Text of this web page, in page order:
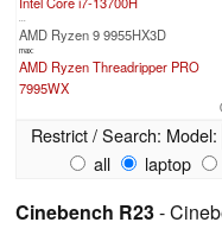
...
AMD Ryzen 9 9955HX3D
max:
AMD Ryzen Threadripper PRO
7995WX
Restrict / Search: Model:
all
laptop
Cinebench R23-